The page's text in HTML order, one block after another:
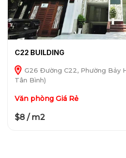
C22 BUILDING
G26 Đường C22, Phường Bảy
Tân Bình)
Văn phòng Giá Rẻ
$8 / m2